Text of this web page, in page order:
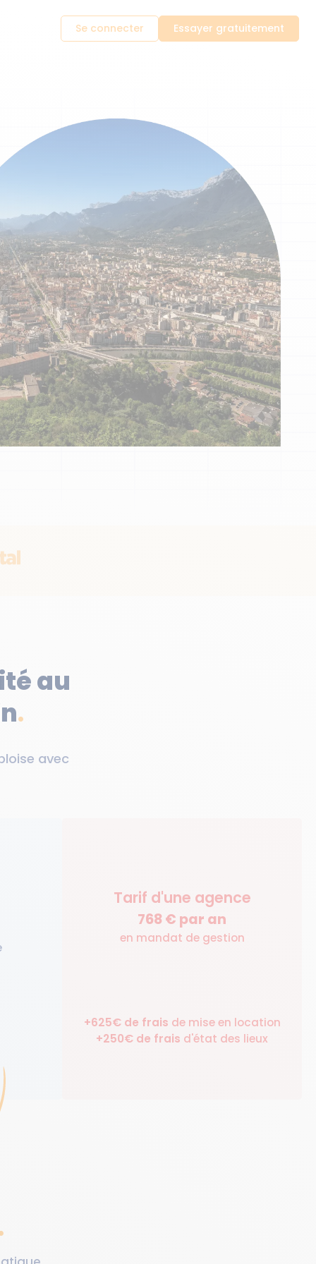
Se connecter Essayer gratuitement
au
.
avec
Tarif d'une agence
768 € par an
en mandat de gestion
+625€ de frais de mise en location
+250€ de frais d'état des lieux